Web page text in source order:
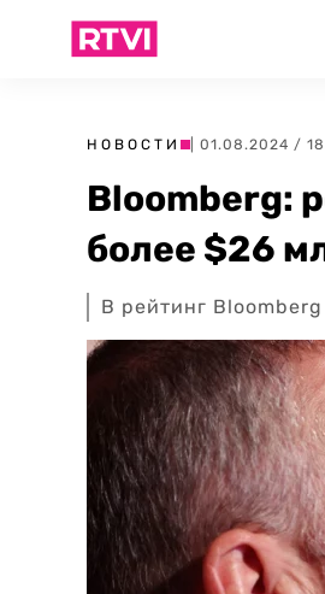
НОВОСТИ | 01.08.2024 /
Bloomberg:
более $26
В рейтинг